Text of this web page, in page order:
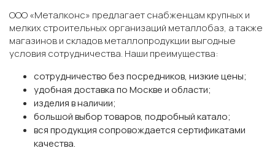
ООО «Металконс» предлагает снабженцам крупных и
мелких строительных организаций металлобаз, а также
магазинов и складов металлопродукции выгодные
условия сотрудничества. Наши преимущества:
сотрудничество без посредников, низкие цены;
удобная доставка по Москве и области;
изделия в наличии;
большой выбор товаров, подробный катало;
вся продукция сопровождается сертификатами
качества.